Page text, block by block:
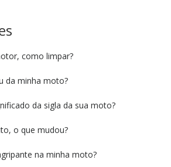
como limpar?
da minha moto?
da sigla da sua moto?
o que mudou?
na minha moto?